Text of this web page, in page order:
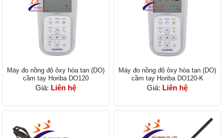
Máy đo nồng độ ôxy hòa tan (DO)
cầm tay Horiba DO120
Giá: Liên hệ
Máy đo nồng độ ôxy hòa tan (DO)
cầm tay Horiba DO120-K
Giá: Liên hệ